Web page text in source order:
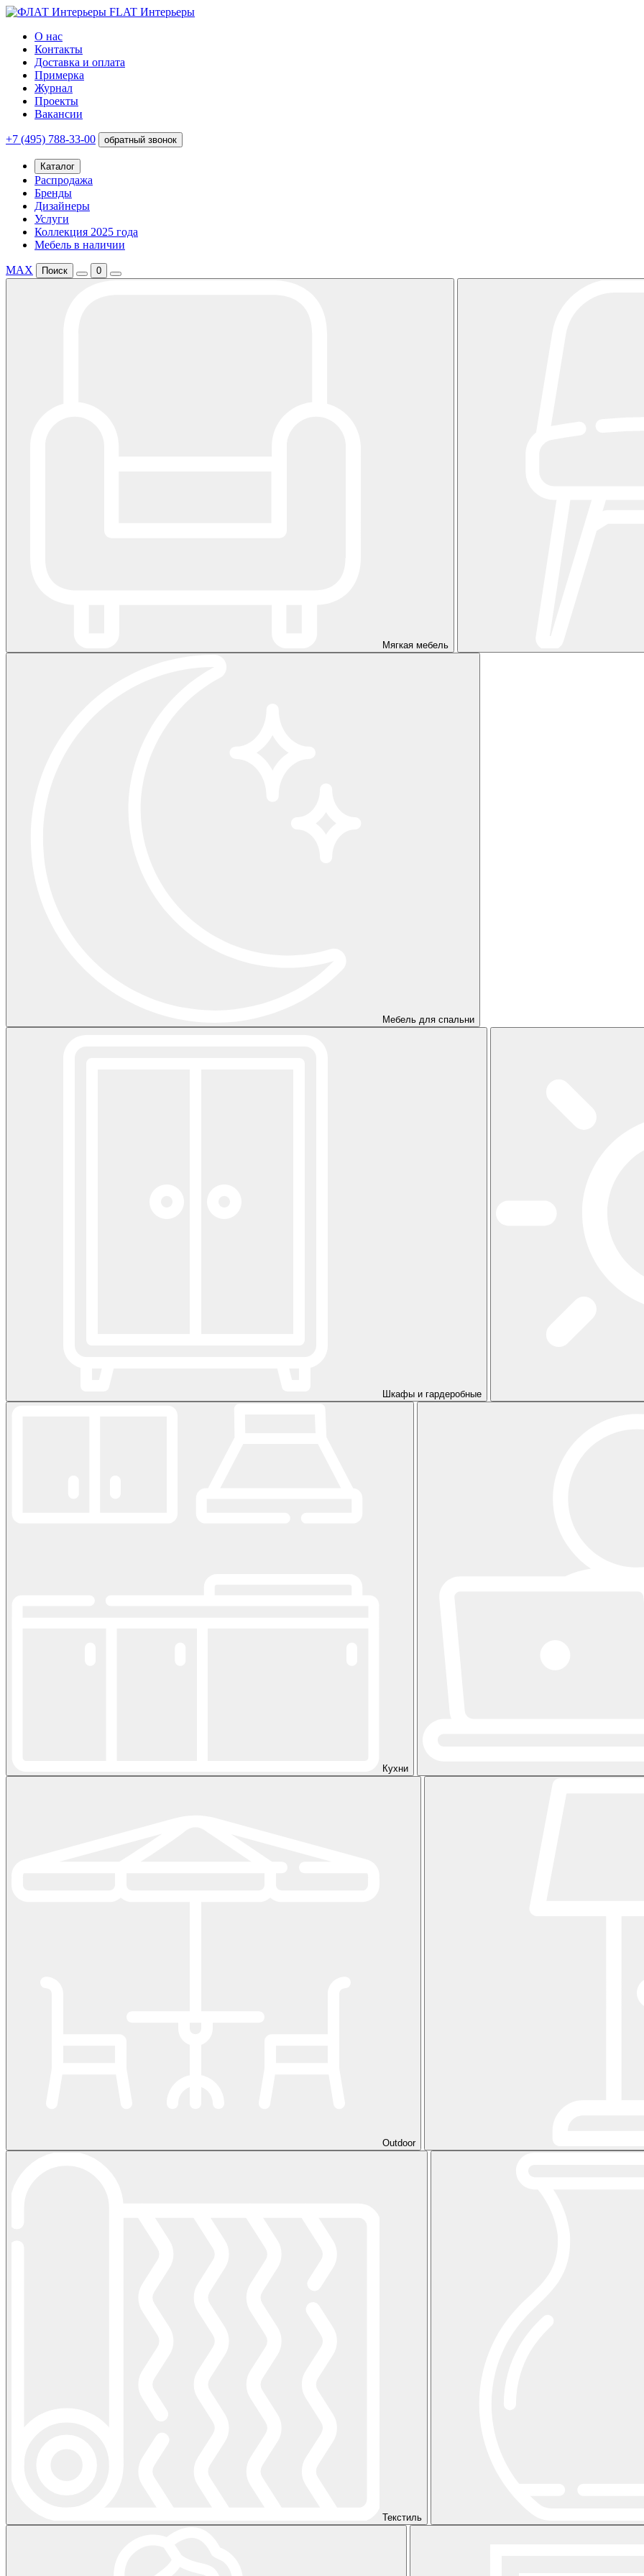
FLAT Интерьеры
О нас
Контакты
Доставка и оплата
Примерка
Журнал
Проекты
Вакансии
+7 (495) 788-33-00 обратный звонок
Каталог
Распродажа
Бренды
Дизайнеры
Услуги
Коллекция 2025 года
Мебель в наличии
MAX Поиск 0
Мягкая мебель
Мебель для спальни
Шкафы и гардеробные
Кухни
Outdoor
Текстиль